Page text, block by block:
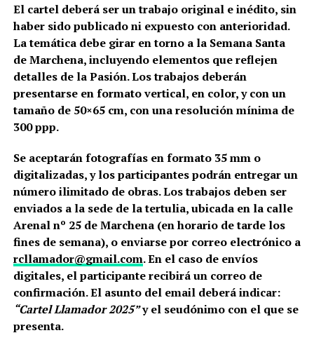
El cartel deberá ser un trabajo original e inédito, sin
haber sido publicado ni expuesto con anterioridad.
La temática debe girar en torno a la Semana Santa
de Marchena, incluyendo elementos que reflejen
detalles de la Pasión. Los trabajos deberán
presentarse en formato vertical, en color, y con un
tamaño de 50×65 cm, con una resolución mínima de
300 ppp.
Se aceptarán fotografías en formato 35 mm o
digitalizadas, y los participantes podrán entregar un
número ilimitado de obras. Los trabajos deben ser
enviados a la sede de la tertulia, ubicada en la calle
Arenal nº 25 de Marchena (en horario de tarde los
fines de semana), o enviarse por correo electrónico a
rcllamador@gmail.com. En el caso de envíos
digitales, el participante recibirá un correo de
confirmación. El asunto del email deberá indicar:
“Cartel Llamador 2025”y el seudónimo con el que se
presenta.